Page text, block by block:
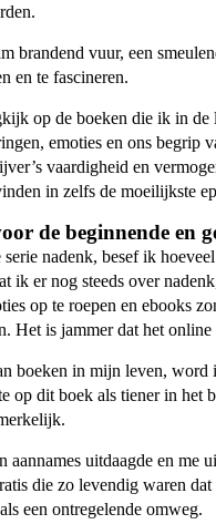
brandend vuur, een
en te fascineren.
op de boeken die ik in
emoties en ons
vaardigheid en
in zelfs de moeilijkste
de beginnende en
nadenk, besef ik
ik er nog steeds over
op te roepen en ebooks
Het is jammer dat het
boeken in mijn leven, word
op dit boek als tiener in het
aannames uitdaagde en
die zo levendig waren
een ontregelende omweg.